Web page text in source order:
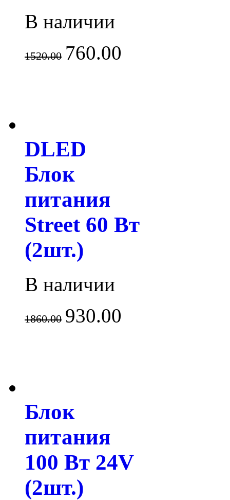
В наличии
1520.00 760.00
DLED
Блок
питания
Street 60 Вт
(2шт.)
В наличии
1860.00 930.00
Блок
питания
100 Вт 24V
(2шт.)